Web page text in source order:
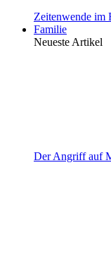
Zeitenwende im
Familie
Neueste Artikel
Der Angriff auf